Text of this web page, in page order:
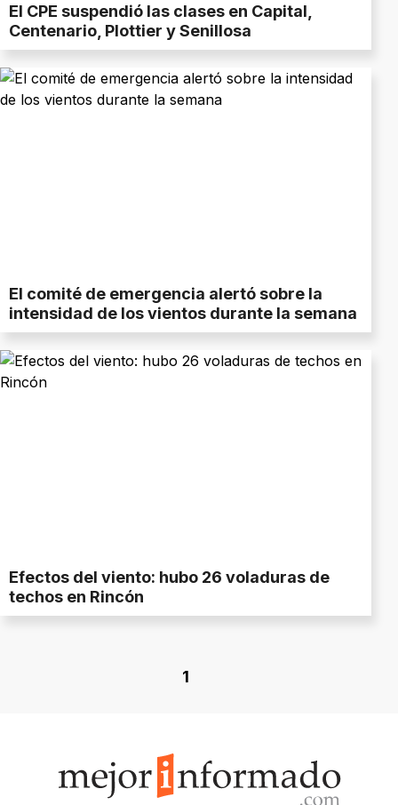
El CPE suspendió las clases en Capital,
Centenario, Plottier y Senillosa
El comité de emergencia alertó sobre la
intensidad de los vientos durante la semana
Efectos del viento: hubo 26 voladuras de
techos en Rincón
1